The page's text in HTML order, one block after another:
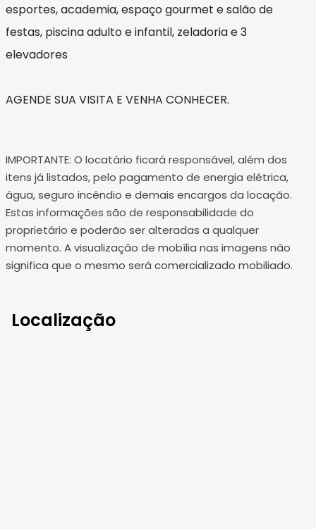
esportes, academia, espaço gourmet e salão de
festas, piscina adulto e infantil, zeladoria e 3
elevadores
AGENDE SUA VISITA E VENHA CONHECER.
IMPORTANTE: O locatário ficará responsável, além dos
itens já listados, pelo pagamento de energia elétrica,
água, seguro incêndio e demais encargos da locação.
Estas informações são de responsabilidade do
proprietário e poderão ser alteradas a qualquer
momento. A visualização de mobília nas imagens não
significa que o mesmo será comercializado mobiliado.
Localização